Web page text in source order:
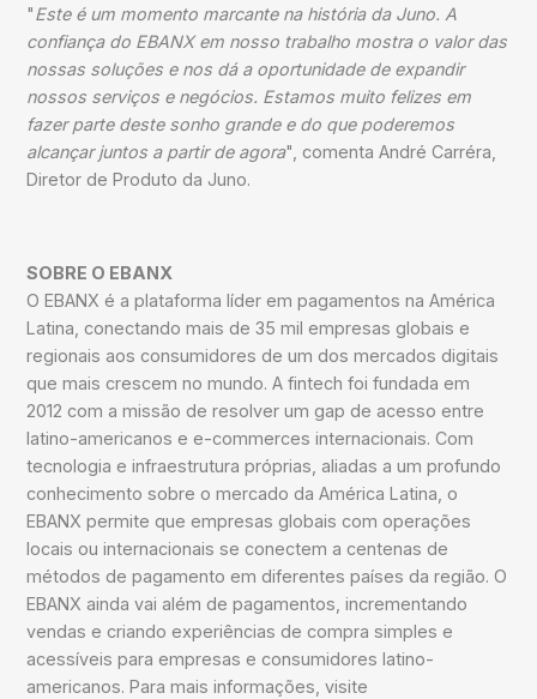
"Este é um momento marcante na história da Juno. A
confiança do EBANX em nosso trabalho mostra o valor das
nossas soluções e nos dá a oportunidade de expandir
nossos serviços e negócios. Estamos muito felizes em
fazer parte deste sonho grande e do que poderemos
alcançar juntos a partir de agora", comenta André Carréra,
Diretor de Produto da Juno.
SOBRE O EBANX
O EBANX é a plataforma líder em pagamentos na América
Latina, conectando mais de 35 mil empresas globais e
regionais aos consumidores de um dos mercados digitais
que mais crescem no mundo. A fintech foi fundada em
2012 com a missão de resolver um gap de acesso entre
latino-americanos e e-commerces internacionais. Com
tecnologia e infraestrutura próprias, aliadas a um profundo
conhecimento sobre o mercado da América Latina, o
EBANX permite que empresas globais com operações
locais ou internacionais se conectem a centenas de
métodos de pagamento em diferentes países da região. O
EBANX ainda vai além de pagamentos, incrementando
vendas e criando experiências de compra simples e
acessíveis para empresas e consumidores latino-
americanos. Para mais informações, visite